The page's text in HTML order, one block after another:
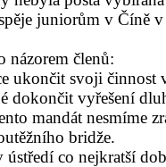
juniorům v Číně
názorem členů:
ukončit svoji
dokončit vyřešení
mandát nesmíme
bridže.
co nejkratší